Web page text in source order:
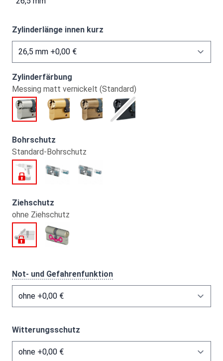
Zylinderlänge innen kurz
Zylinderfärbung
Messing matt vernickelt (Standard)
Bohrschutz
Standard-Bohrschutz
Ziehschutz
ohne Ziehschutz
Not- und Gefahrenfunktion
Witterungsschutz